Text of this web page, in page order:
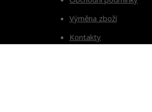
Výměna zboží
Kontakty